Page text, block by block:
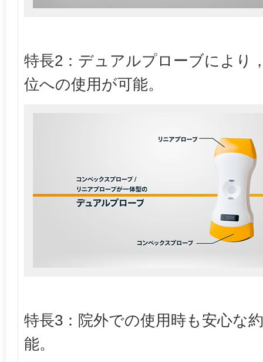
特長2：デュアルプローブにより
位への使用が可能。
特長3：院外での使用時も安心な
能。